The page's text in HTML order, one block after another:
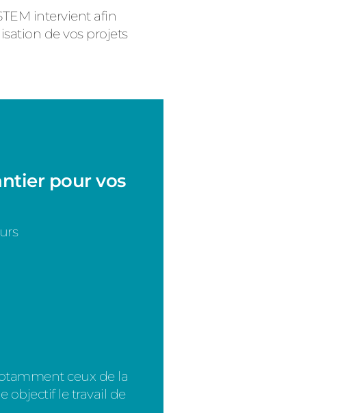
intervient afin
de vos projets
pour vos
ceux de la
objectif le travail de